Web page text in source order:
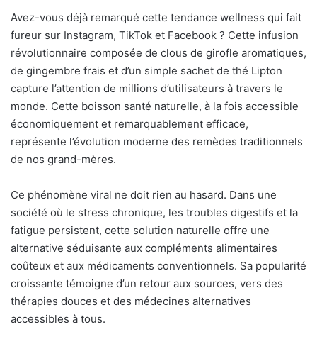
Avez-vous déjà remarqué cette tendance wellness qui fait
fureur sur Instagram, TikTok et Facebook ? Cette infusion
révolutionnaire composée de clous de girofle aromatiques,
de gingembre frais et d’un simple sachet de thé Lipton
capture l’attention de millions d’utilisateurs à travers le
monde. Cette boisson santé naturelle, à la fois accessible
économiquement et remarquablement efficace,
représente l’évolution moderne des remèdes traditionnels
de nos grand-mères.
Ce phénomène viral ne doit rien au hasard. Dans une
société où le stress chronique, les troubles digestifs et la
fatigue persistent, cette solution naturelle offre une
alternative séduisante aux compléments alimentaires
coûteux et aux médicaments conventionnels. Sa popularité
croissante témoigne d’un retour aux sources, vers des
thérapies douces et des médecines alternatives
accessibles à tous.